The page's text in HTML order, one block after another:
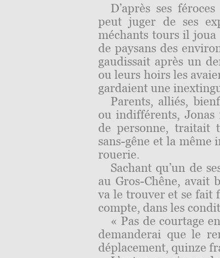
D’après ses
peut juger de ses
méchants tours il joua
de paysans des
gaudissait après un
ou leurs hoirs les
gardaient une
Parents, alliés,
ou indifférents, Jonas
de personne, traitait
sans-gêne et la
rouerie.
Sachant qu’un de
au Gros-Chêne, avait
va le trouver et se fait
compte, dans les
« Pas de courtage
demanderai que le
déplacement, quinze